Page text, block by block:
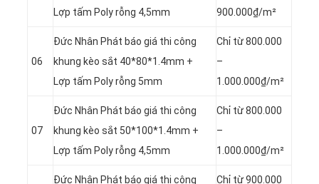
Lợp tấm Poly rỗng 4,5mm
900.000₫/m²
06
Đức Nhân Phát báo giá thi công
khung kèo sắt 40*80*1.4mm +
Lợp tấm Poly rỗng 5mm
Chỉ từ 800.000
–
1.000.000₫/m²
07
Đức Nhân Phát báo giá thi công
khung kèo sắt 50*100*1.4mm +
Lợp tấm Poly rỗng 4,5mm
Chỉ từ 800.000
–
1.000.000₫/m²
Đức Nhân Phát báo giá thi công
Chỉ từ 900.000